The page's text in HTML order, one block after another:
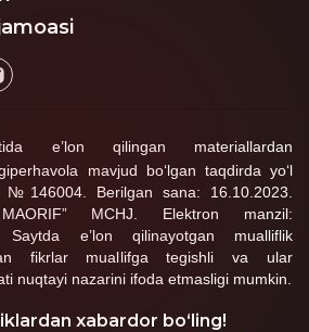
e’lon qilingan materiallardan
mavjud bo‘lgan taqdirda yo‘l
№146004. Berilgan sana: 16.10.2023.
MCHJ. Elektron manzil:
Saytda e’lon qilinayotgan mualliflik
fikrlar muallifga tegishli va ular
nuqtayi nazarini ifoda etmasligi mumkin.
xabardor bo‘ling!